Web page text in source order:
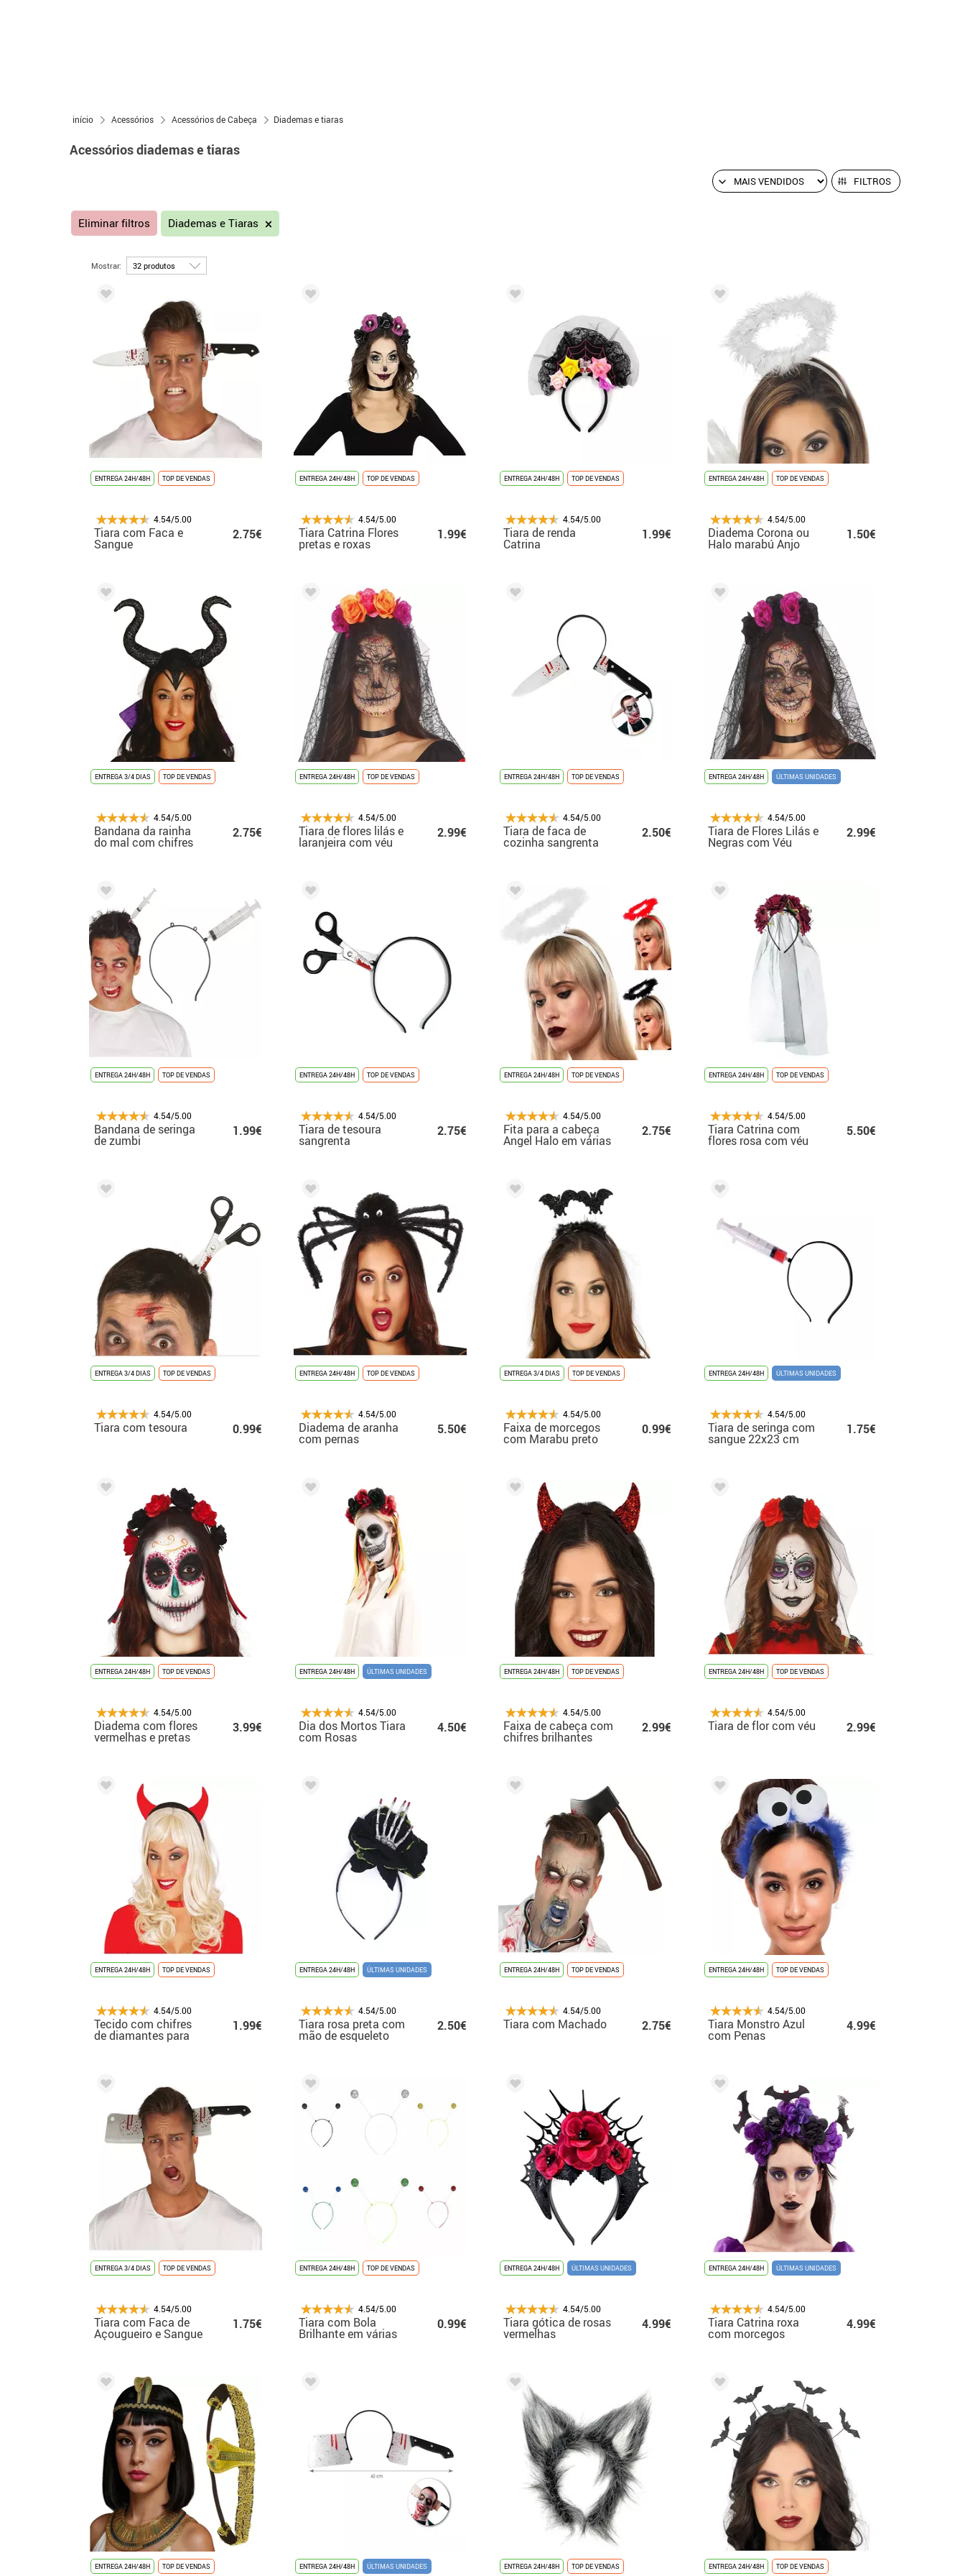
início Acessórios Acessórios de Cabeça Diademas e tiaras
Acessórios diademas e tiaras
FILTROS
Eliminar filtros Diademas e Tiaras
Mostrar:
ENTREGA 24H/48H TOP DE VENDAS
4.54/5.00
Tiara com Faca e
Sangue
2.75€
ENTREGA 24H/48H TOP DE VENDAS
4.54/5.00
Tiara Catrina Flores
pretas e roxas
1.99€
ENTREGA 24H/48H TOP DE VENDAS
4.54/5.00
Tiara de renda
Catrina
1.99€
ENTREGA 24H/48H TOP DE VENDAS
4.54/5.00
Diadema Corona ou
Halo marabú Anjo
Carnaval e Natal
1.50€
ENTREGA 3/4 DIAS TOP DE VENDAS
4.54/5.00
Bandana da rainha
do mal com chifres
2.75€
ENTREGA 24H/48H TOP DE VENDAS
4.54/5.00
Tiara de flores lilás e
laranjeira com véu
2.99€
ENTREGA 24H/48H TOP DE VENDAS
4.54/5.00
Tiara de faca de
cozinha sangrenta
2.50€
ENTREGA 24H/48H ÚLTIMAS UNIDADES
4.54/5.00
Tiara de Flores Lilás e
Negras com Véu
2.99€
ENTREGA 24H/48H TOP DE VENDAS
4.54/5.00
Bandana de seringa
de zumbi
1.99€
ENTREGA 24H/48H TOP DE VENDAS
4.54/5.00
Tiara de tesoura
sangrenta
2.75€
ENTREGA 24H/48H TOP DE VENDAS
4.54/5.00
Fita para a cabeça
Angel Halo em várias
cores
2.75€
ENTREGA 24H/48H TOP DE VENDAS
4.54/5.00
Tiara Catrina com
flores rosa com véu
5.50€
ENTREGA 3/4 DIAS TOP DE VENDAS
4.54/5.00
Tiara com tesoura 0.99€
ENTREGA 24H/48H TOP DE VENDAS
4.54/5.00
Diadema de aranha
com pernas
5.50€
ENTREGA 3/4 DIAS TOP DE VENDAS
4.54/5.00
Faixa de morcegos
com Marabu preto
0.99€
ENTREGA 24H/48H ÚLTIMAS UNIDADES
4.54/5.00
Tiara de seringa com
sangue 22x23 cm
1.75€
ENTREGA 24H/48H TOP DE VENDAS
4.54/5.00
Diadema com flores
vermelhas e pretas
3.99€
ENTREGA 24H/48H ÚLTIMAS UNIDADES
4.54/5.00
Dia dos Mortos Tiara
com Rosas
4.50€
ENTREGA 24H/48H TOP DE VENDAS
4.54/5.00
Faixa de cabeça com
chifres brilhantes
2.99€
ENTREGA 24H/48H TOP DE VENDAS
4.54/5.00
Tiara de flor com véu 2.99€
ENTREGA 24H/48H TOP DE VENDAS
4.54/5.00
Tecido com chifres
de diamantes para
dia das bruxas
1.99€
ENTREGA 24H/48H ÚLTIMAS UNIDADES
4.54/5.00
Tiara rosa preta com
mão de esqueleto
2.50€
ENTREGA 24H/48H TOP DE VENDAS
4.54/5.00
Tiara com Machado 2.75€
ENTREGA 24H/48H TOP DE VENDAS
4.54/5.00
Tiara Monstro Azul
com Penas
4.99€
ENTREGA 3/4 DIAS TOP DE VENDAS
4.54/5.00
Tiara com Faca de
Açougueiro e Sangue
1.75€
ENTREGA 24H/48H TOP DE VENDAS
4.54/5.00
Tiara com Bola
Brilhante em várias
0.99€
ENTREGA 24H/48H ÚLTIMAS UNIDADES
4.54/5.00
Tiara gótica de rosas
vermelhas
4.99€
ENTREGA 24H/48H ÚLTIMAS UNIDADES
4.54/5.00
Tiara Catrina roxa
com morcegos
4.99€
ENTREGA 24H/48H TOP DE VENDAS ENTREGA 24H/48H ÚLTIMAS UNIDADES ENTREGA 24H/48H TOP DE VENDAS ENTREGA 24H/48H TOP DE VENDAS